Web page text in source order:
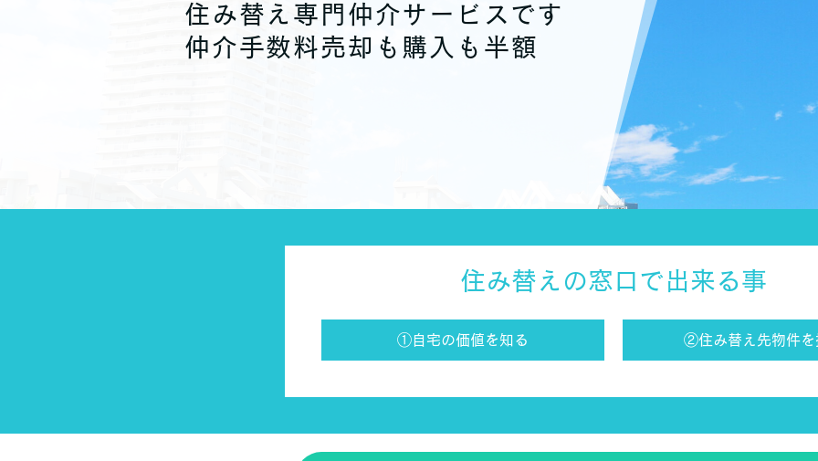
住み替え専門仲介サービスです
仲介手数料売却も購入も半額
住み替えの窓口で出来る事
①自宅の価値を知る ②住み替え先物件を